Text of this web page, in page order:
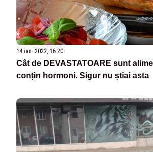
14 ian. 2022, 16:20
Cât de DEVASTATOARE sunt
conțin hormoni. Sigur nu știai asta